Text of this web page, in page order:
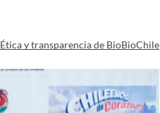
Ética y transparencia de BioBioChile